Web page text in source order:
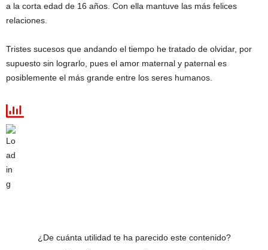
a la corta edad de 16 años. Con ella mantuve las más felices
relaciones.
Tristes sucesos que andando el tiempo he tratado de olvidar, por
supuesto sin lograrlo, pues el amor maternal y paternal es
posiblemente el más grande entre los seres humanos.
¿De cuánta utilidad te ha parecido este contenido?